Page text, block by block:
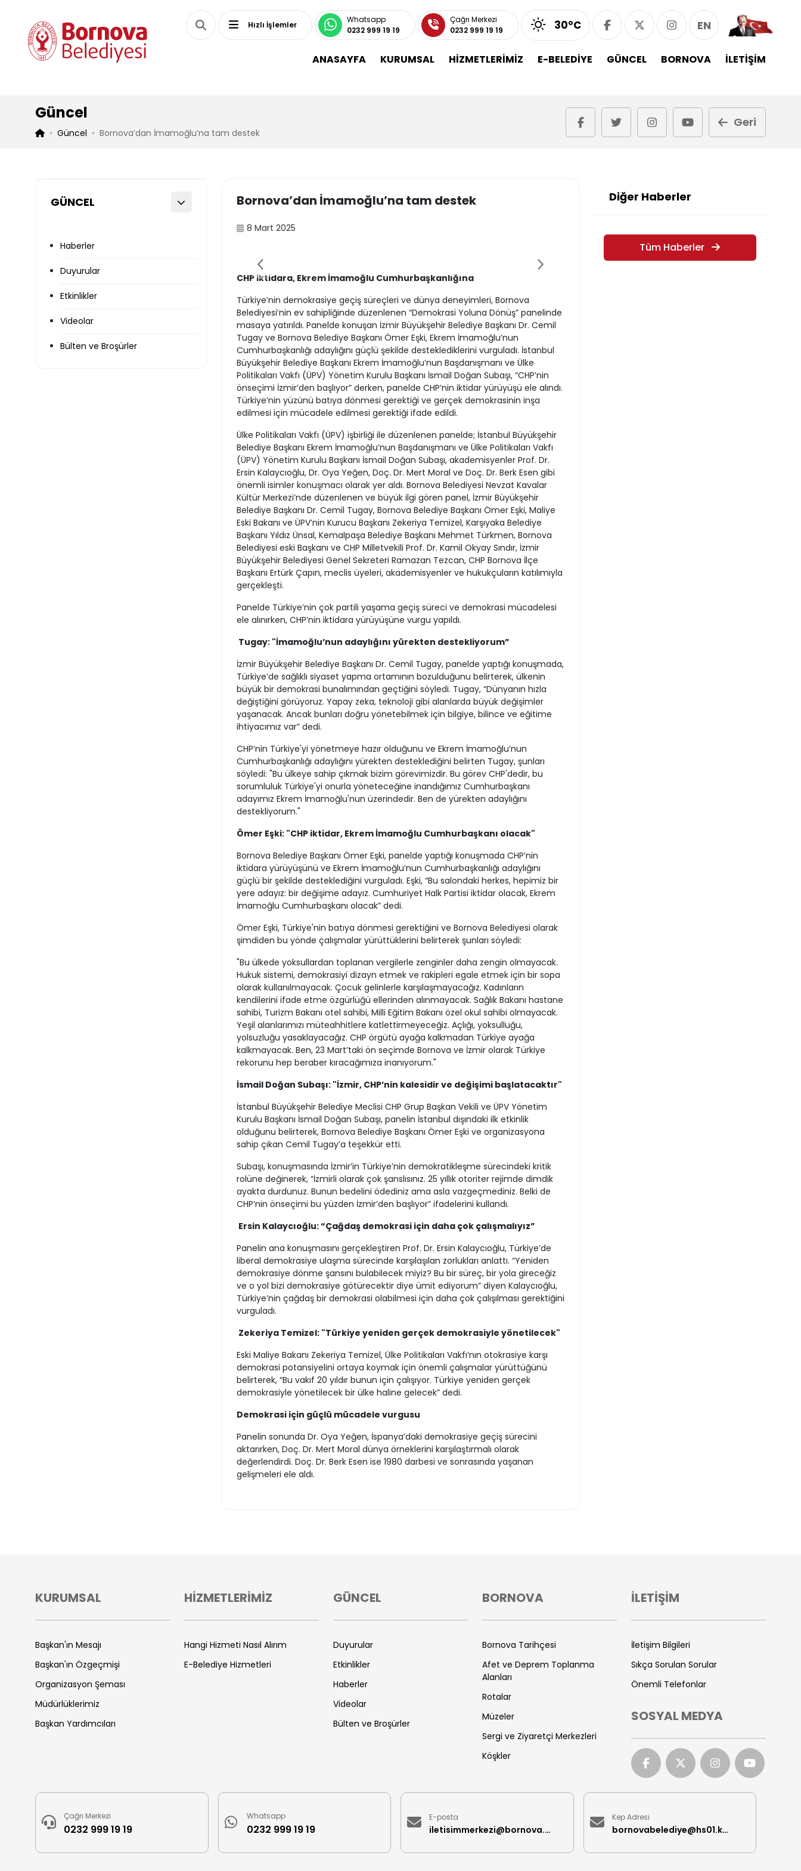
Hızlı İşlemler
Whatsapp
0232 999 19 19
Çağrı Merkezi
0232 999 19 19
30°C EN
ANASAYFA KURUMSAL HİZMETLERİMİZ E-BELEDİYE GÜNCEL BORNOVA İLETİŞİM
Güncel
Güncel Bornova’dan İmamoğlu’na tam destek
Geri
GÜNCEL
Haberler
Duyurular
Etkinlikler
Videolar
Bülten ve Broşürler
Bornova’dan İmamoğlu’na tam destek
8 Mart 2025
CHP iktidara, Ekrem İmamoğlu Cumhurbaşkanlığına
Türkiye’nin demokrasiye geçiş süreçleri ve dünya deneyimleri, Bornova
Belediyesi’nin ev sahipliğinde düzenlenen “Demokrasi Yoluna Dönüş” panelinde
masaya yatırıldı. Panelde konuşan İzmir Büyükşehir Belediye Başkanı Dr. Cemil
Tugay ve Bornova Belediye Başkanı Ömer Eşki, Ekrem İmamoğlu’nun
Cumhurbaşkanlığı adaylığını güçlü şekilde desteklediklerini vurguladı. İstanbul
Büyükşehir Belediye Başkanı Ekrem İmamoğlu’nun Başdanışmanı ve Ülke
Politikaları Vakfı (ÜPV) Yönetim Kurulu Başkanı İsmail Doğan Subaşı, “CHP’nin
önseçimi İzmir’den başlıyor” derken, panelde CHP’nin iktidar yürüyüşü ele alındı.
Türkiye’nin yüzünü batıya dönmesi gerektiği ve gerçek demokrasinin inşa
edilmesi için mücadele edilmesi gerektiği ifade edildi.
Ülke Politikaları Vakfı (ÜPV) işbirliği ile düzenlenen panelde; İstanbul Büyükşehir
Belediye Başkanı Ekrem İmamoğlu’nun Başdanışmanı ve Ülke Politikaları Vakfı
(ÜPV) Yönetim Kurulu Başkanı İsmail Doğan Subaşı, akademisyenler Prof. Dr.
Ersin Kalaycıoğlu, Dr. Oya Yeğen, Doç. Dr. Mert Moral ve Doç. Dr. Berk Esen gibi
önemli isimler konuşmacı olarak yer aldı. Bornova Belediyesi Nevzat Kavalar
Kültür Merkezi’nde düzenlenen ve büyük ilgi gören panel, İzmir Büyükşehir
Belediye Başkanı Dr. Cemil Tugay, Bornova Belediye Başkanı Ömer Eşki, Maliye
Eski Bakanı ve ÜPV’nin Kurucu Başkanı Zekeriya Temizel, Karşıyaka Belediye
Başkanı Yıldız Ünsal, Kemalpaşa Belediye Başkanı Mehmet Türkmen, Bornova
Belediyesi eski Başkanı ve CHP Milletvekili Prof. Dr. Kamil Okyay Sındır, İzmir
Büyükşehir Belediyesi Genel Sekreteri Ramazan Tezcan, CHP Bornova İlçe
Başkanı Ertürk Çapın, meclis üyeleri, akademisyenler ve hukukçuların katılımıyla
gerçekleşti.
Panelde Türkiye’nin çok partili yaşama geçiş süreci ve demokrasi mücadelesi
ele alınırken, CHP’nin iktidara yürüyüşüne vurgu yapıldı.
Tugay: "İmamoğlu’nun adaylığını yürekten destekliyorum”
İzmir Büyükşehir Belediye Başkanı Dr. Cemil Tugay, panelde yaptığı konuşmada,
Türkiye’de sağlıklı siyaset yapma ortamının bozulduğunu belirterek, ülkenin
büyük bir demokrasi bunalımından geçtiğini söyledi. Tugay, “Dünyanın hızla
değiştiğini görüyoruz. Yapay zeka, teknoloji gibi alanlarda büyük değişimler
yaşanacak. Ancak bunları doğru yönetebilmek için bilgiye, bilince ve eğitime
ihtiyacımız var” dedi.
CHP’nin Türkiye'yi yönetmeye hazır olduğunu ve Ekrem İmamoğlu’nun
Cumhurbaşkanlığı adaylığını yürekten desteklediğini belirten Tugay, şunları
söyledi: "Bu ülkeye sahip çıkmak bizim görevimizdir. Bu görev CHP'dedir, bu
sorumluluk Türkiye'yi onurla yöneteceğine inandığımız Cumhurbaşkanı
adayımız Ekrem İmamoğlu'nun üzerindedir. Ben de yürekten adaylığını
destekliyorum."
Ömer Eşki: "CHP iktidar, Ekrem İmamoğlu Cumhurbaşkanı olacak"
Bornova Belediye Başkanı Ömer Eşki, panelde yaptığı konuşmada CHP’nin
iktidara yürüyüşünü ve Ekrem İmamoğlu’nun Cumhurbaşkanlığı adaylığını
güçlü bir şekilde desteklediğini vurguladı. Eşki, “Bu salondaki herkes, hepimiz bir
yere adayız: bir değişime adayız. Cumhuriyet Halk Partisi iktidar olacak, Ekrem
İmamoğlu Cumhurbaşkanı olacak” dedi.
Ömer Eşki, Türkiye'nin batıya dönmesi gerektiğini ve Bornova Belediyesi olarak
şimdiden bu yönde çalışmalar yürüttüklerini belirterek şunları söyledi:
"Bu ülkede yoksullardan toplanan vergilerle zenginler daha zengin olmayacak.
Hukuk sistemi, demokrasiyi dizayn etmek ve rakipleri egale etmek için bir sopa
olarak kullanılmayacak. Çocuk gelinlerle karşılaşmayacağız. Kadınların
kendilerini ifade etme özgürlüğü ellerinden alınmayacak. Sağlık Bakanı hastane
sahibi, Turizm Bakanı otel sahibi, Milli Eğitim Bakanı özel okul sahibi olmayacak.
Yeşil alanlarımızı müteahhitlere katlettirmeyeceğiz. Açlığı, yoksulluğu,
yolsuzluğu yasaklayacağız. CHP örgütü ayağa kalkmadan Türkiye ayağa
kalkmayacak. Ben, 23 Mart’taki ön seçimde Bornova ve İzmir olarak Türkiye
rekorunu hep beraber kıracağımıza inanıyorum."
İsmail Doğan Subaşı: "İzmir, CHP’nin kalesidir ve değişimi başlatacaktır"
İstanbul Büyükşehir Belediye Meclisi CHP Grup Başkan Vekili ve ÜPV Yönetim
Kurulu Başkanı İsmail Doğan Subaşı, panelin İstanbul dışındaki ilk etkinlik
olduğunu belirterek, Bornova Belediye Başkanı Ömer Eşki ve organizasyona
sahip çıkan Cemil Tugay’a teşekkür etti.
Subaşı, konuşmasında İzmir’in Türkiye’nin demokratikleşme sürecindeki kritik
rolüne değinerek, “İzmirli olarak çok şanslısınız. 25 yıllık otoriter rejimde dimdik
ayakta durdunuz. Bunun bedelini ödediniz ama asla vazgeçmediniz. Belki de
CHP’nin önseçimi bu yüzden İzmir’den başlıyor” ifadelerini kullandı.
Ersin Kalaycıoğlu: “Çağdaş demokrasi için daha çok çalışmalıyız”
Panelin ana konuşmasını gerçekleştiren Prof. Dr. Ersin Kalaycıoğlu, Türkiye’de
liberal demokrasiye ulaşma sürecinde karşılaşılan zorlukları anlattı. “Yeniden
demokrasiye dönme şansını bulabilecek miyiz? Bu bir süreç, bir yola gireceğiz
ve o yol bizi demokrasiye götürecektir diye ümit ediyorum” diyen Kalaycıoğlu,
Türkiye’nin çağdaş bir demokrasi olabilmesi için daha çok çalışılması gerektiğini
vurguladı.
Zekeriya Temizel: "Türkiye yeniden gerçek demokrasiyle yönetilecek"
Eski Maliye Bakanı Zekeriya Temizel, Ülke Politikaları Vakfı’nın otokrasiye karşı
demokrasi potansiyelini ortaya koymak için önemli çalışmalar yürüttüğünü
belirterek, “Bu vakıf 20 yıldır bunun için çalışıyor. Türkiye yeniden gerçek
demokrasiyle yönetilecek bir ülke haline gelecek” dedi.
Demokrasi için güçlü mücadele vurgusu
Panelin sonunda Dr. Oya Yeğen, İspanya’daki demokrasiye geçiş sürecini
aktarırken, Doç. Dr. Mert Moral dünya örneklerini karşılaştırmalı olarak
değerlendirdi. Doç. Dr. Berk Esen ise 1980 darbesi ve sonrasında yaşanan
gelişmeleri ele aldı.
Diğer Haberler
Tüm Haberler
KURUMSAL
Başkan'ın Mesajı
Başkan'ın Özgeçmişi
Organizasyon Şeması
Müdürlüklerimiz
Başkan Yardımcıları
HİZMETLERİMİZ
Hangi Hizmeti Nasıl Alırım
E-Belediye Hizmetleri
GÜNCEL
Duyurular
Etkinlikler
Haberler
Videolar
Bülten ve Broşürler
BORNOVA
Bornova Tarihçesi
Afet ve Deprem Toplanma
Alanları
Rotalar
Müzeler
Sergi ve Ziyaretçi Merkezleri
Köşkler
İLETİŞİM
İletişim Bilgileri
Sıkça Sorulan Sorular
Önemli Telefonlar
SOSYAL MEDYA
Çağrı Merkezi
0232 999 19 19
Whatsapp
0232 999 19 19
E-posta
iletisimmerkezi@bornova.bel.tr
Kep Adresi
bornovabelediye@hs01.kep.tr